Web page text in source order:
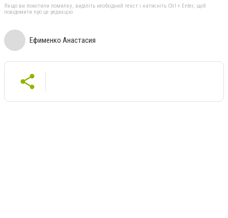
Якщо ви помітили помилку, виділіть необхідний текст і натисніть Ctrl + Enter, щоб
повідомити про це редакцію
Ефименко Анастасия